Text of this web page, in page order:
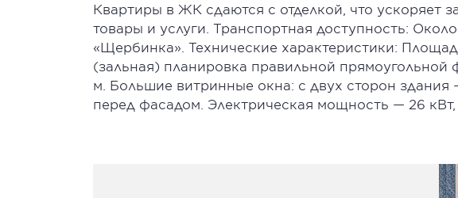
Квартиры в ЖК сдаются с отделкой, что ускоряет
товары и услуги. Транспортная доступность:
«Щербинка». Технические характеристики:
(зальная) планировка правильной
м. Большие витринные окна: с двух сторон
перед фасадом. Электрическая мощность — 26